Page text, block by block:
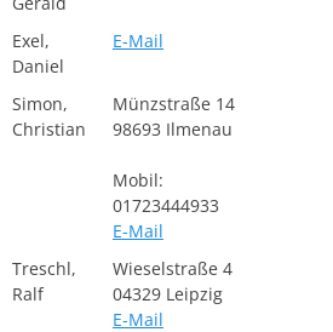
Exel,
Daniel
E-Mail
Simon,
Christian
Münzstraße 14
98693 Ilmenau
Mobil:
01723444933
E-Mail
Treschl,
Ralf
Wieselstraße 4
04329 Leipzig
E-Mail